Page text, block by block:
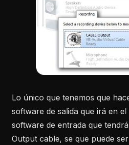
Lo único que tenemos que
software de salida que irá en
software de entrada que
Output cable, se que puede